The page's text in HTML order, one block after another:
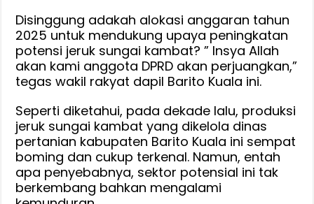
Disinggung adakah alokasi anggaran tahun
2025 untuk mendukung upaya peningkatan
potensi jeruk sungai kambat? ” Insya Allah
akan kami anggota DPRD akan perjuangkan,”
tegas wakil rakyat dapil Barito Kuala ini.
Seperti diketahui, pada dekade lalu, produksi
jeruk sungai kambat yang dikelola dinas
pertanian kabupaten Barito Kuala ini sempat
boming dan cukup terkenal. Namun, entah
apa penyebabnya, sektor potensial ini tak
berkembang bahkan mengalami